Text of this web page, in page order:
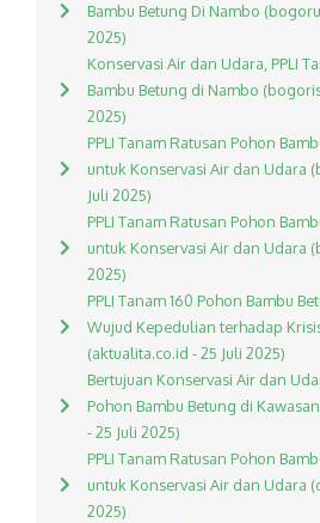
Bambu Betung Di Nambo
2025)
Konservasi Air dan Udara, PPLI
Bambu Betung di Nambo
2025)
PPLI Tanam Ratusan Pohon
untuk Konservasi Air dan Udara
Juli 2025)
PPLI Tanam Ratusan Pohon
untuk Konservasi Air dan Udara
2025)
PPLI Tanam 160 Pohon Bambu
Wujud Kepedulian terhadap
(aktualita.co.id - 25 Juli 2025)
Bertujuan Konservasi Air dan
Pohon Bambu Betung di
- 25 Juli 2025)
PPLI Tanam Ratusan Pohon
untuk Konservasi Air dan Udara
2025)